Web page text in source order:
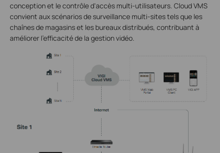
conception et le contrôle d'accès multi-utilisateurs. Cloud VMS
convient aux scénarios de surveillance multi-sites tels que les
chaînes de magasins et les bureaux distribués, contribuant à
améliorer l'efficacité de la gestion vidéo.